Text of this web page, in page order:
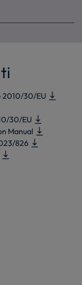
2010/30/EU
30/EU
Manual
826